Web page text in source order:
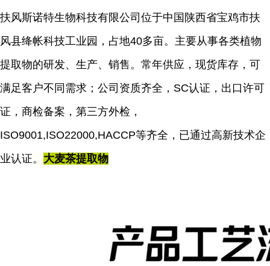
扶风斯诺特生物科技有限公司位于中国陕西省宝鸡市扶
风县绛帐科技工业园，占地40多亩。主要从事各类植物
提取物的研发、生产、销售。常年供应，现货库存，可
满足客户不同需求；公司资质齐全，SC认证，出口许可
证，商检备案，第三方外检，
ISO9001,ISO22000,HACCP等齐全，已通过高新技术企
业认证。 大麦茶提取物